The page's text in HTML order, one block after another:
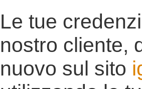
Le tue
nostro cliente,
nuovo sul sito